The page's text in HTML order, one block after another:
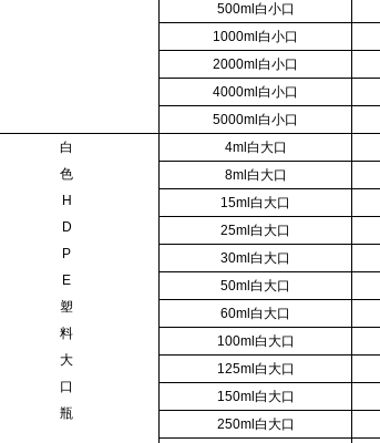
500ml白小口
1000ml白小口
2000ml白小口
4000ml白小口
5000ml白小口
白
色
H
D
P
E
塑
料
大
口
瓶
4ml白大口
8ml白大口
15ml白大口
25ml白大口
30ml白大口
50ml白大口
60ml白大口
100ml白大口
125ml白大口
150ml白大口
250ml白大口